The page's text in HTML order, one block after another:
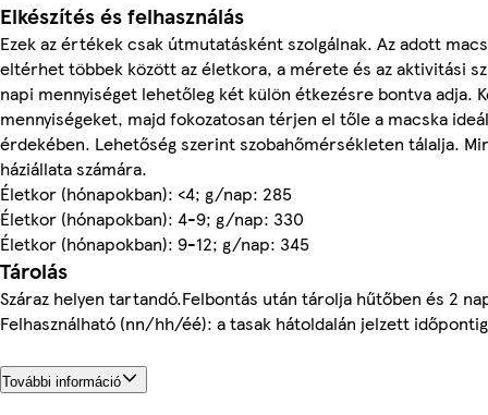
Elkészítés és felhasználás
Ezek az értékek csak útmutatásként szolgálnak. Az adott
eltérhet többek között az életkora, a mérete és az aktivitási
napi mennyiséget lehetőleg két külön étkezésre bontva adja.
mennyiségeket, majd fokozatosan térjen el tőle a macska
érdekében. Lehetőség szerint szobahőmérsékleten tálalja.
háziállata számára.
Életkor (hónapokban): <4; g/nap: 285
Életkor (hónapokban): 4-9; g/nap: 330
Életkor (hónapokban): 9-12; g/nap: 345
Tárolás
Száraz helyen tartandó.Felbontás után tárolja hűtőben és 2
Felhasználható (nn/hh/éé): a tasak hátoldalán jelzett
További információ